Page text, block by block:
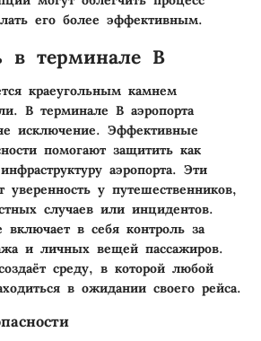
его более эффективным.
в терминале B
краеугольным камнем
В терминале B аэропорта
исключение. Эффективные
помогают защитить как
аэропорта. Эти
уверенность у путешественников,
случаев или инцидентов.
включает в себя контроль за
и личных вещей пассажиров.
среду, в которой любой
в ожидании своего рейса.